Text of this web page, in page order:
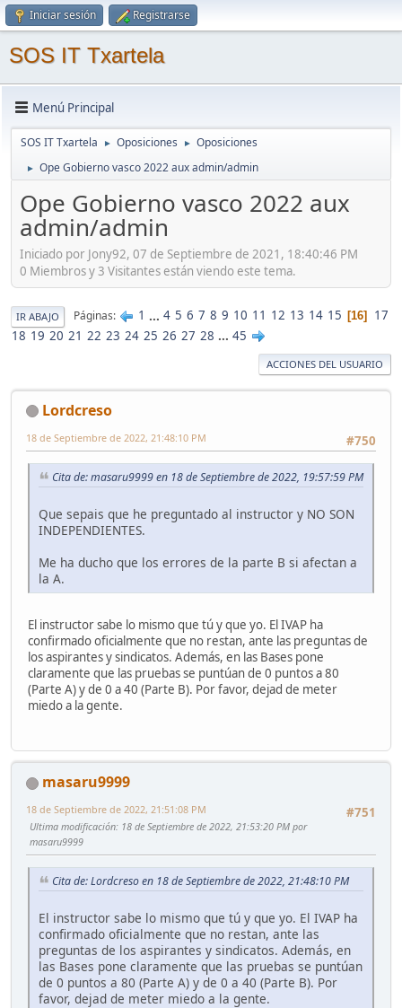
Iniciar sesión Registrarse
SOS IT Txartela
Menú Principal
SOS IT Txartela ► Oposiciones ► Oposiciones
► Ope Gobierno vasco 2022 aux admin/admin
Ope Gobierno vasco 2022 aux
admin/admin
Iniciado por Jony92, 07 de Septiembre de 2021, 18:40:46 PM
0 Miembros y 3 Visitantes están viendo este tema.
IR ABAJO Páginas 1 ... 4 5 6 7 8 9 10 11 12 13 14 15 16
17
18 19 20 21 22 23 24 25 26 27 28 ... 45
ACCIONES DEL USUARIO
Lordcreso
#750
18 de Septiembre de 2022, 21:48:10 PM
Cita de: masaru9999 en 18 de Septiembre de 2022, 19:57:59 PM
Que sepais que he preguntado al instructor y NO SON
INDEPENDIENTES.
Me ha ducho que los errores de la parte B si afectan a
la A.
El instructor sabe lo mismo que tú y que yo. El IVAP ha
confirmado oficialmente que no restan, ante las preguntas de
los aspirantes y sindicatos. Además, en las Bases pone
claramente que las pruebas se puntúan de 0 puntos a 80
(Parte A) y de 0 a 40 (Parte B). Por favor, dejad de meter
miedo a la gente.
masaru9999
#751
18 de Septiembre de 2022, 21:51:08 PM
Ultima modificación: 18 de Septiembre de 2022, 21:53:20 PM por
masaru9999
Cita de: Lordcreso en 18 de Septiembre de 2022, 21:48:10 PM
El instructor sabe lo mismo que tú y que yo. El IVAP ha
confirmado oficialmente que no restan, ante las
preguntas de los aspirantes y sindicatos. Además, en
las Bases pone claramente que las pruebas se puntúan
de 0 puntos a 80 (Parte A) y de 0 a 40 (Parte B). Por
favor, dejad de meter miedo a la gente.